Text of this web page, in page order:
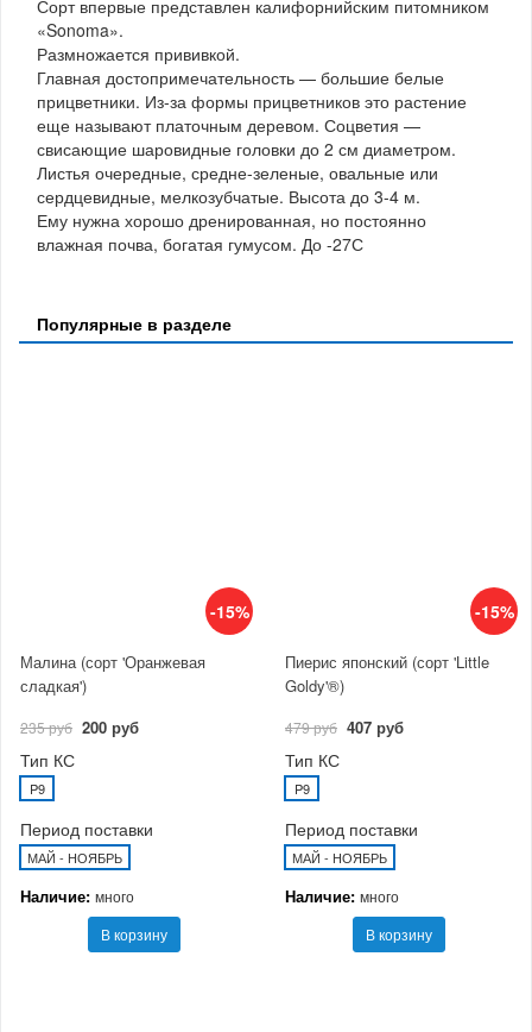
Сорт впервые представлен калифорнийским питомником
«Sonoma».
Размножается прививкой.
Главная достопримечательность — большие белые
прицветники. Из-за формы прицветников это растение
еще называют платочным деревом. Соцветия —
свисающие шаровидные головки до 2 см диаметром.
Листья очередные, средне-зеленые, овальные или
сердцевидные, мелкозубчатые. Высота до 3-4 м.
Ему нужна хорошо дренированная, но постоянно
влажная почва, богатая гумусом. До -27С
Популярные в разделе
-15%
Малина (сорт 'Оранжевая
сладкая')
235 руб 200 руб
Тип КС
P9
Период поставки
МАЙ - НОЯБРЬ
Наличие: много
В корзину
-15%
Пиерис японский (сорт 'Little
Goldy'®)
479 руб 407 руб
Тип КС
P9
Период поставки
МАЙ - НОЯБРЬ
Наличие: много
В корзину